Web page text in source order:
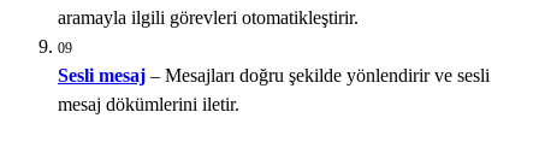
aramayla ilgili görevleri otomatikleştirir.
09
Sesli mesaj – Mesajları doğru şekilde yönlendirir ve sesli
mesaj dökümlerini iletir.